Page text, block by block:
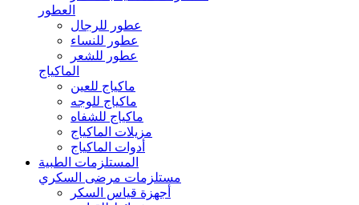
العطور
عطور للرجال
عطور للنساء
عطور للشعر
الماكياج
ماكياج للعين
ماكياج للوجه
ماكياج للشفاه
مزيلات الماكياج
أدوات الماكياج
المستلزمات الطبية
مستلزمات مرضى السكري
أجهزة قياس السكر